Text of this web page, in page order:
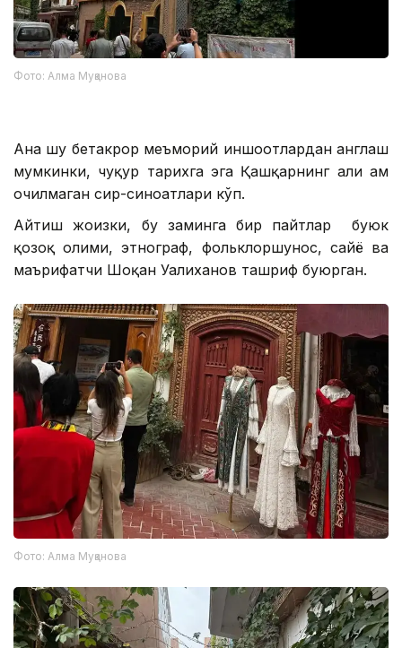
Фото: Алма Муқанова
Ана шу бетакрор меъморий иншоотлардан англаш
мумкинки, чуқур тарихга эга Қашқарнинг ҳали ҳам
очилмаган сир-синоатлари кўп.
Айтиш жоизки, бу заминга бир пайтлар буюк
қозоқ олими, этнограф, фольклоршунос, сайёҳ ва
маърифатчи Шоқан Уалиханов ташриф буюрган.
Фото: Алма Муқанова